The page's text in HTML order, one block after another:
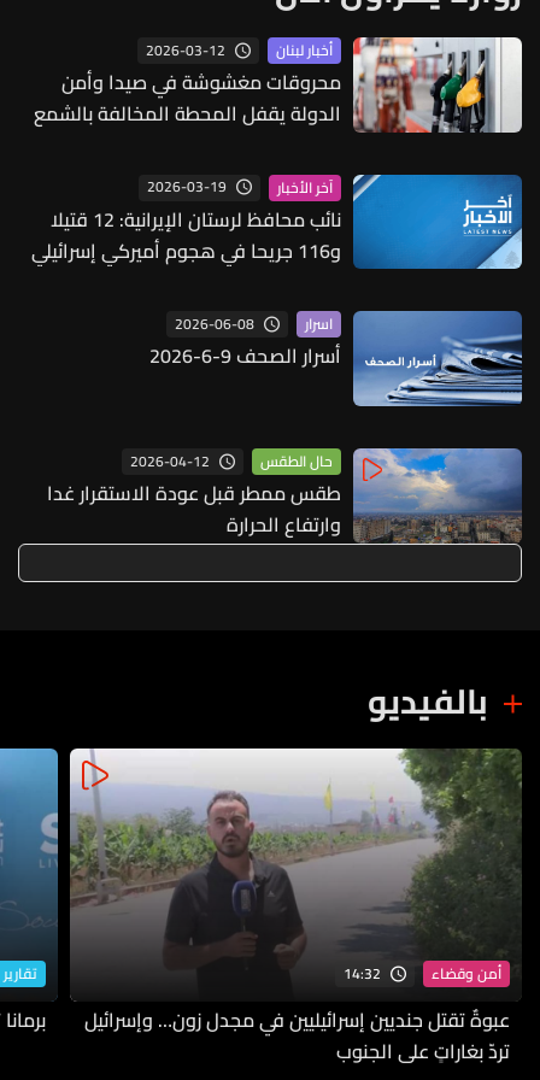
أخبار لبنان 2026-03-12
محروقات مغشوشة في صيدا وأمن
الدولة يقفل المحطة المخالفة بالشمع
آخر الأخبار 2026-03-19
نائب محافظ لرستان الإيرانية: 12 قتيلا
و116 جريحا في هجوم أميركي إسرائيلي
اسرار 2026-06-08
أسرار الصحف 9-6-2026
حال الطقس 2026-04-12
طقس ممطر قبل عودة الاستقرار غدا
وارتفاع الحرارة
بالفيديو
أمن وقضاء 14:32
عبوةٌ تقتل جنديين إسرائيليين في مجدل زون… وإسرائيل
تردّ بغاراتٍ على الجنوب